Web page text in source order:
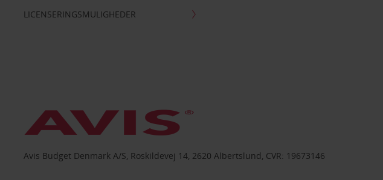
LICENSERINGSMULIGHEDER
Avis Budget Denmark A/S, Roskildevej 14, 2620 Albertslund, CVR: 19673146